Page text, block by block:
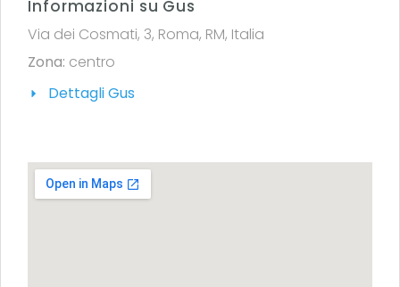
Informazioni su Gus
Via dei Cosmati, 3, Roma, RM, Italia
Zona: centro
Dettagli Gus